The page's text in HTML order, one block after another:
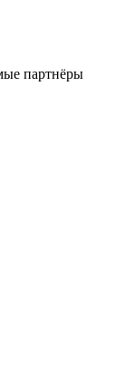
партнёры